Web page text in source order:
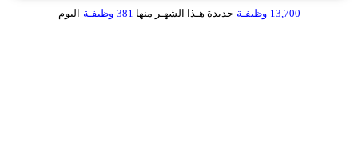
13,700 وظيفـة جديدة هـذا الشهـر منها 381 وظيفـة اليوم